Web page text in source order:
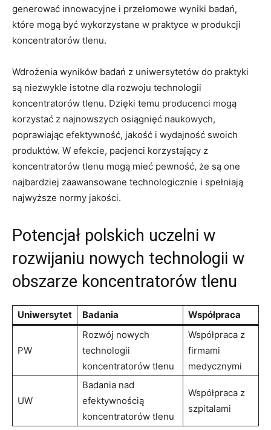
⁣generować ‍innowacyjne i przełomowe wyniki badań,
które mogą być wykorzystane w praktyce w produkcji
koncentratorów tlenu.
Wdrożenia wyników badań‌ z uniwersytetów do⁢ praktyki
⁤są niezwykle istotne dla rozwoju technologii
koncentratorów tlenu.⁢ Dzięki temu producenci mogą
korzystać z najnowszych osiągnięć naukowych,
poprawiając efektywność, jakość i wydajność ⁣swoich​
produktów. W efekcie, pacjenci korzystający ⁤z
koncentratorów tlenu mogą mieć pewność, że⁤ są one
najbardziej zaawansowane technologicznie i‍ spełniają
najwyższe​ normy jakości.
Potencjał polskich uczelni w
rozwijaniu nowych technologii w
obszarze ⁢koncentratorów tlenu
Uniwersytet Badania Współpraca
PW
Rozwój nowych
technologii⁤
koncentratorów tlenu
Współpraca z
⁢firmami
medycznymi
UW
Badania nad
efektywnością ​
koncentratorów tlenu
Współpraca z
szpitalami